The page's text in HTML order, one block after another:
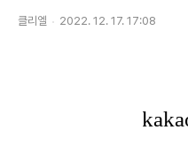
클리엘 2022. 12. 17. 17:08